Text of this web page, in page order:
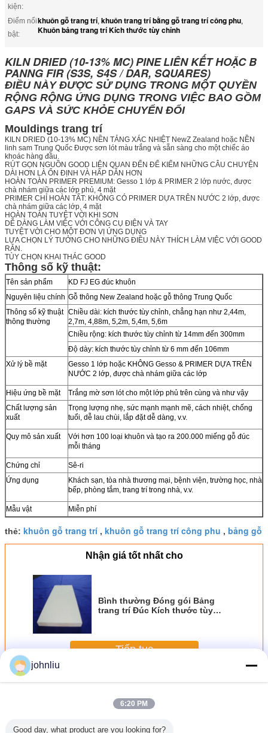
kiện:
Điểm nổi
bật:
khuôn gỗ trang trí, khuôn trang trí bằng gỗ trang trí công phu,
Khuôn bảng trang trí Kích thước tùy chỉnh
KILN DRIED (10-13% MC)PINELIÊN KẾT HOẶC B
PANNG FIR (S3S, S4S / DAR, SQUARES)
ĐIỀU NÀY ĐƯỢC SỬ DỤNG TRONG MỘT QUYỀN
RỘNG RỘNG ỨNG DỤNG TRONG VIỆC BAO GỒM
GAPS VÀ SỨC KHỎE CHUYỂN ĐỔI
Mouldings trang trí
KILN DRIED (10-13% MC) NỀN TẢNG XÁC NHIỆT NewZ Zealand hoặc NỀN
linh sam Trung Quốc Được sơn lót màu trắng và sẵn sàng cho một chiếc áo
khoác hàng đầu.
RÚT GỌN NGUỒN GOOD LIÊN QUAN ĐẾN ĐỂ KIẾM NHỮNG CÂU CHUYỆN
DÀI HƠN LÀ ỔN ĐỊNH VÀ HẤP DẪN HƠN
HOÀN TOÀN PRIMER PREMIUM: Gesso 1 lớp & PRIMER 2 lớp nước, được
chà nhám giữa các lớp phủ, 4 mặt
PRIMER CHỈ HOÀN TẤT: KHÔNG CÓ PRIMER DỰA TRÊN NƯỚC 2 lớp, được
chà nhám giữa các lớp, 4 mặt
HOÀN TOÀN TUYỆT VỜI KHI SƠN
DỄ DÀNG LÀM VIỆC VỚI CÔNG CỤ ĐIỆN VÀ TAY
TUYỆT VỜI CHO MỘT ĐƠN VỊ ỨNG DỤNG
LỰA CHỌN LÝ TƯỞNG CHO NHỮNG ĐIỀU NÀY THÍCH LÀM VIỆC VỚI GOOD
RẮN.
TÙY CHỌN KHAI THÁC GOOD
Thông số kỹ thuật:
Tên sản phẩm
KD FJ EG đúc khuôn
Nguyên liệu chính Gỗ thông New Zealand hoặc gỗ thông Trung Quốc
Thông số kỹ thuật
thông thường
Chiều dài: kích thước tùy chỉnh, chẳng hạn như 2,44m,
2,7m, 4,88m, 5,2m, 5,4m, 5,6m
Chiều rộng: kích thước tùy chỉnh từ 14mm đến 300mm
Độ dày: kích thước tùy chỉnh từ 6 mm đến 106mm
Xử lý bề mặt
Gesso 1 lớp hoặc KHÔNG Gesso & PRIMER DỰA TRÊN
NƯỚC 2 lớp, được chà nhám giữa các lớp
Hiệu ứng bề mặt
Trắng mờ sơn lót cho một lớp phủ trên cùng và như vậy
Chất lượng sản
xuất
Trọng lượng nhẹ, sức mạnh mạnh mẽ, cách nhiệt, chống
tuổi, dễ lau chùi, lắp đặt dễ dàng, v.v.
Quy mô sản xuất
Với hơn 100 loại khuôn và tạo ra 200.000 miếng gỗ đúc
mỗi tháng
Chứng chỉ
Sê-ri
Ứng dụng
Khách sạn, tòa nhà thương mại, bệnh viện, trường học, nhà
bếp, phòng tắm, trang trí trong nhà, v.v.
Mẫu vật Miễn phí
thẻ: khuôn gỗ trang trí , khuôn gỗ trang trí công phu , bảng gỗ
Nhận giá tốt nhất cho
Bình thường Đóng gói Bảng
trang trí Đúc Kích thước tùy
Tiếp tục
HơnMouldings gỗ trang trí
johnliu
6:20 PM
Good day, what product are you looking for?